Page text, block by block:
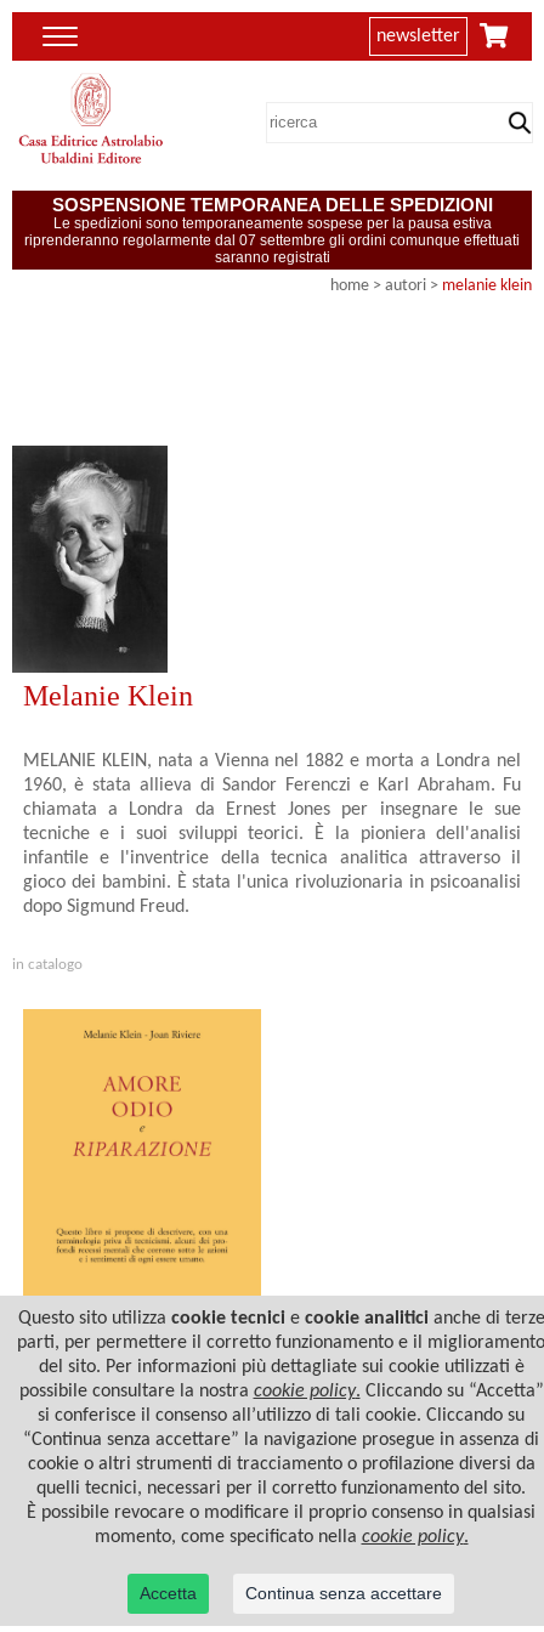
newsletter
SOSPENSIONE TEMPORANEA DELLE SPEDIZIONI
Le spedizioni sono temporaneamente sospese per la pausa estiva
riprenderanno regolarmente dal 07 settembre gli ordini comunque effettuati
saranno registrati
home > autori > melanie klein
Melanie Klein
MELANIE KLEIN, nata a Vienna nel 1882 e morta a Londra nel
1960, è stata allieva di Sandor Ferenczi e Karl Abraham. Fu
chiamata a Londra da Ernest Jones per insegnare le sue
tecniche e i suoi sviluppi teorici. È la pioniera dell'analisi
infantile e l'inventrice della tecnica analitica attraverso il
gioco dei bambini. È stata l'unica rivoluzionaria in psicoanalisi
dopo Sigmund Freud.
in catalogo
AMORE, ODIO E
RIPARAZIONE
Questo sito utilizza cookie tecnicie cookie analiticianche di terze
parti, per permettere il corretto funzionamento e il miglioramento
del sito. Per informazioni più dettagliate sui cookie utilizzati è
possibile consultare la nostra cookie policy. Cliccando su “Accetta”
si conferisce il consenso all’utilizzo di tali cookie. Cliccando su
“Continua senza accettare” la navigazione prosegue in assenza di
cookie o altri strumenti di tracciamento o profilazione diversi da
quelli tecnici, necessari per il corretto funzionamento del sito.
È possibile revocare o modificare il proprio consenso in qualsiasi
momento, come specificato nella cookie policy.
Accetta Continua senza accettare